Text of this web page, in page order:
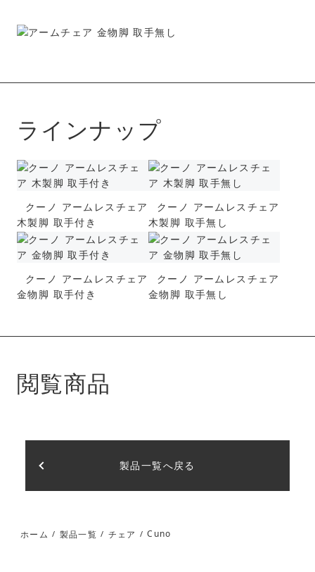
ラインナップ
クーノ アームレスチェア
木製脚 取手付き
クーノ アームレスチェア
木製脚 取手無し
クーノ アームレスチェア
金物脚 取手付き
クーノ アームレスチェア
金物脚 取手無し
閲覧商品
製品一覧へ戻る
ホーム / 製品一覧 / チェア / Cuno